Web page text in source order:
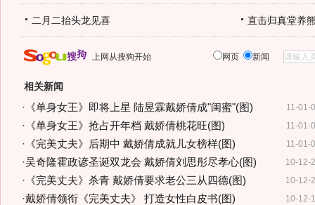
二月二抬头龙见喜 直击归真堂养
上网从搜狗开始 网页 新闻
相关新闻
11-01-
· 《单身女王》即将上星 陆昱霖戴娇倩成"闺蜜"(图)
11-01-
· 《单身女王》抢占开年档 戴娇倩桃花旺(图)
11-01-
· 《完美丈夫》后期中 戴娇倩成就儿女榜样(图)
10-12-
·吴奇隆霍政谚圣诞双龙会 戴娇倩刘思彤尽孝心(图)
10-12-
· 《完美丈夫》杀青 戴娇倩要求老公三从四德(图)
10-12-
·戴娇倩领衔《完美丈夫》 打造女性白皮书(图)